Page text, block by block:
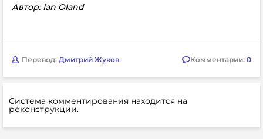
Автор: Ian Oland
Перевод: Дмитрий Жуков Комментарии: 0
Система комментирования находится на
реконструкции.